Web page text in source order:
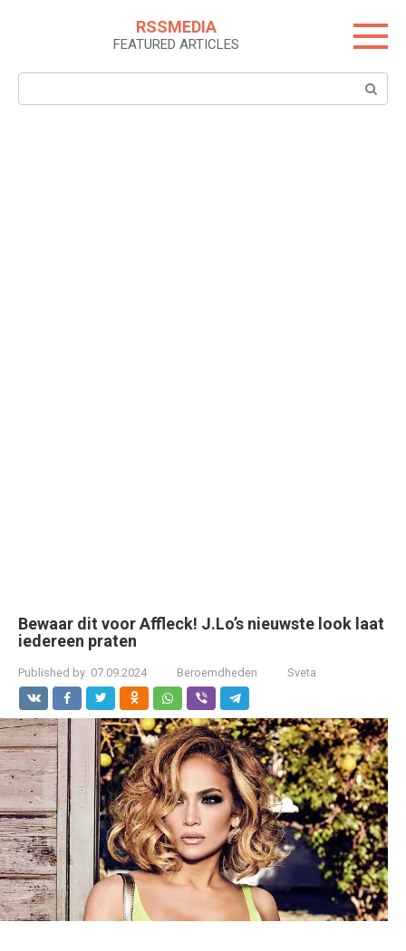
RSSMEDIA
FEATURED ARTICLES
Search:
Bewaar dit voor Affleck! J.Lo’s nieuwste look laat
iedereen praten
Published by: 07.09.2024 Beroemdheden Sveta